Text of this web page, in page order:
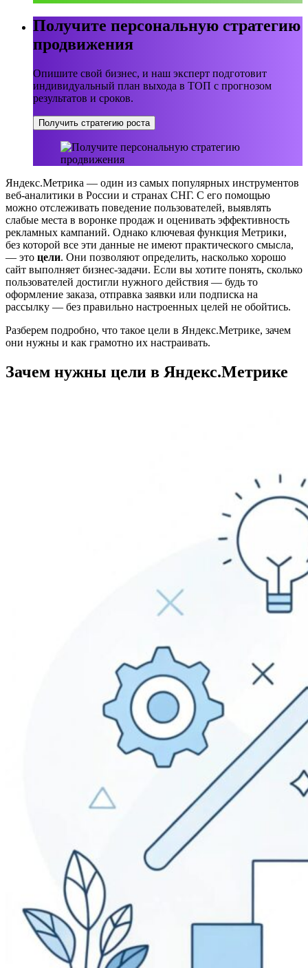
Получите персональную стратегию
продвижения
Опишите свой бизнес, и наш эксперт подготовит
индивидуальный план выхода в ТОП с прогнозом
результатов и сроков.
Получить стратегию роста
Яндекс.Метрика — один из самых популярных инструментов
веб-аналитики в России и странах СНГ. С его помощью
можно отслеживать поведение пользователей, выявлять
слабые места в воронке продаж и оценивать эффективность
рекламных кампаний. Однако ключевая функция Метрики,
без которой все эти данные не имеют практического смысла,
— это цели. Они позволяют определить, насколько хорошо
сайт выполняет бизнес-задачи. Если вы хотите понять, сколько
пользователей достигли нужного действия — будь то
оформление заказа, отправка заявки или подписка на
рассылку — без правильно настроенных целей не обойтись.
Разберем подробно, что такое цели в Яндекс.Метрике, зачем
они нужны и как грамотно их настраивать.
Зачем нужны цели в Яндекс.Метрике